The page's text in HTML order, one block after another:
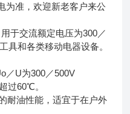
为准，欢迎新老客户来公
于交流额定电压为300／
具和各类移动电器设备。
／U为300／500V
过60℃。
耐油性能，适宜于在户外